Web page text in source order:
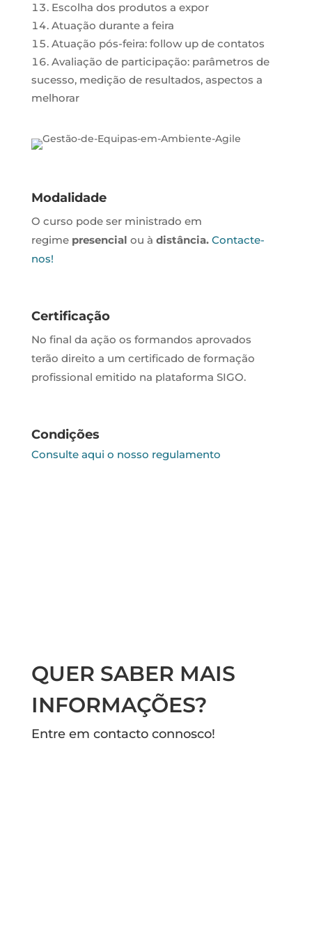
Escolha dos produtos a expor
Atuação durante a feira
Atuação pós-feira: follow up de contatos
Avaliação de participação: parâmetros de
sucesso, medição de resultados, aspectos a
melhorar
Modalidade
O curso pode ser ministrado em
regime presencial ou à distância. Contacte-
nos!
Certificação
No final da ação os formandos aprovados
terão direito a um certificado de formação
profissional emitido na plataforma SIGO.
Condições
Consulte aqui o nosso regulamento
QUER SABER MAIS
INFORMAÇÕES?
Entre em contacto connosco!